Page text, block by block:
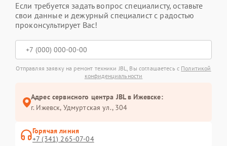
Если требуется задать вопрос специалисту, оставьте
свои данные и дежурный специалист с радостью
проконсультирует Вас!
Отправляя заявку на ремонт техники JBL, Вы соглашаетесь с Политикой
конфиденциальности
Адрес сервисного центра JBL в Ижевске:
г. Ижевск, Удмуртская ул., 304
Горячая линия
+7 (341) 265-07-04